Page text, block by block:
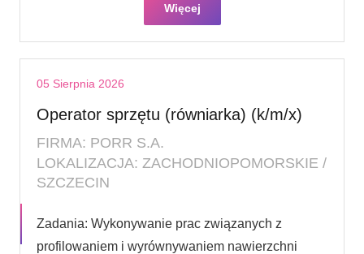
Więcej
05 Sierpnia 2026
Operator sprzętu (równiarka) (k/m/x)
FIRMA: PORR S.A.
LOKALIZACJA: ZACHODNIOPOMORSKIE /
SZCZECIN
Zadania: Wykonywanie prac związanych z
profilowaniem i wyrównywaniem nawierzchni